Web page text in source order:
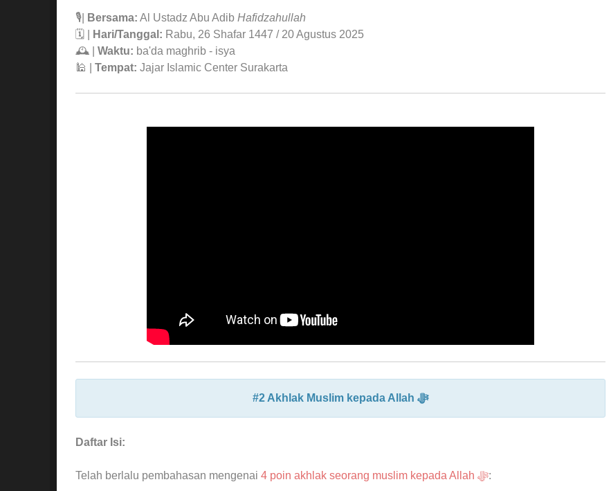
🎙| Bersama: Al Ustadz Abu Adib Hafidzahullah
🗓 |
Hari/Tanggal: Rabu, 26 Shafar 1447 / 20 Agustus 2025
🕰 | Waktu: ba'da maghrib - isya
🕌 | Tempat: Jajar Islamic Center Surakarta
#2 Akhlak Muslim kepada Allah ﷻ
Daftar Isi:
Telah berlalu pembahasan mengenai 4 poin akhlak seorang muslim kepada Allah ﷻ: